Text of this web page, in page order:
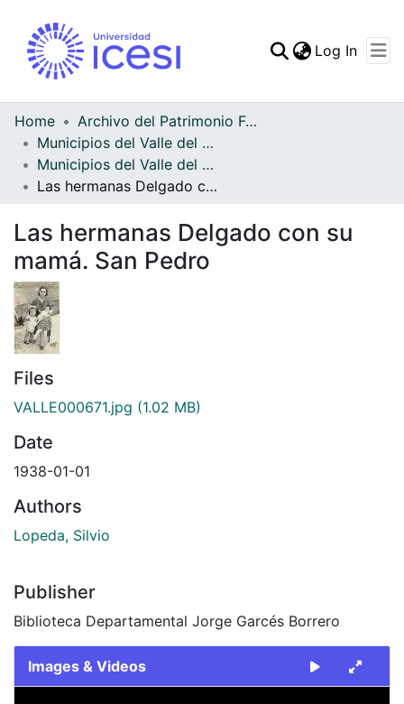
Log In
Home
Archivo del Patrimonio Fotográfico y Fílmico del Valle del Cauca
Municipios del Valle del Cauca
Municipios del Valle del Cauca
Las hermanas Delgado con su mamá. San Pedro
Las hermanas Delgado con su
mamá. San Pedro
Files
VALLE000671.jpg (1.02 MB)
Date
1938-01-01
Authors
Lopeda, Silvio
Publisher
Biblioteca Departamental Jorge Garcés Borrero
Images & Videos